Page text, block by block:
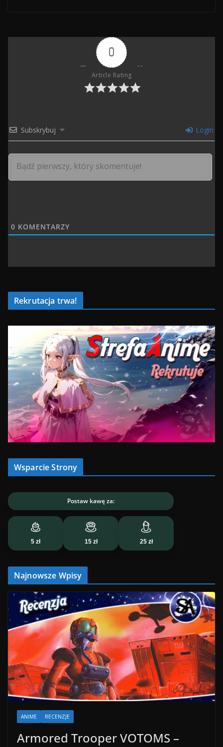
0
Article Rating
Subskrybuj Login
0 KOMENTARZY
Rekrutacja trwa!
Wsparcie Strony
Postaw kawę za:
5 zł 15 zł 25 zł
Najnowsze Wpisy
ANIME RECENZJE
Armored Trooper VOTOMS –